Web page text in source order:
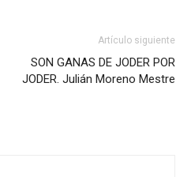
Artículo siguiente
SON GANAS DE JODER POR
JODER. Julián Moreno Mestre